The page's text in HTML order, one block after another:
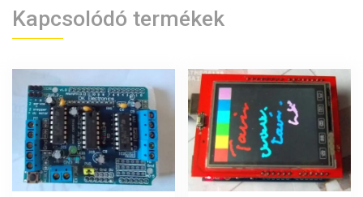
Kapcsolódó termékek